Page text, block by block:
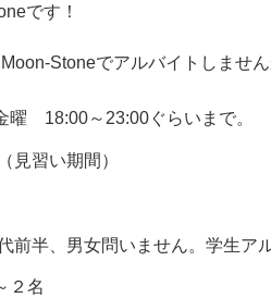
です！
Stoneでアルバイトしません
曜 18:00～23:00ぐらいまで。
見習い期間）
前半、男女問いません。学生ア
２名